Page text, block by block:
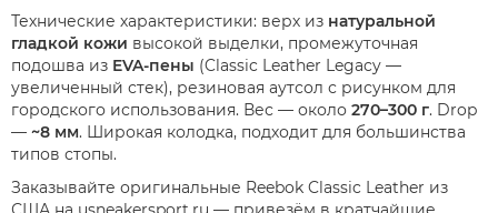
Технические характеристики: верх из натуральной
гладкой кожи высокой выделки, промежуточная
подошва из EVA-пены (Classic Leather Legacy —
увеличенный стек), резиновая аутсол с рисунком для
городского использования. Вес — около 270–300 г. Drop
— ~8 мм. Широкая колодка, подходит для большинства
типов стопы.
Заказывайте оригинальные Reebok Classic Leather из